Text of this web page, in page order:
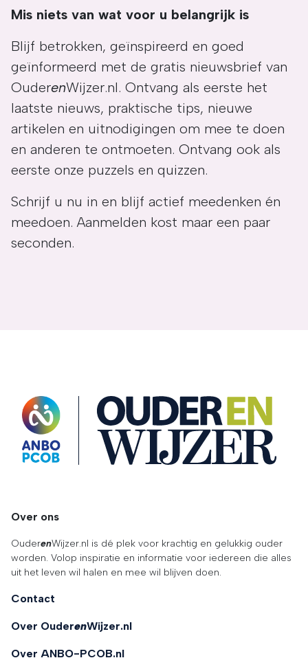
Mis niets van wat voor u belangrijk is
Blijf betrokken, geïnspireerd en goed
geïnformeerd met de gratis nieuwsbrief van
OuderenWijzer.nl. Ontvang als eerste het
laatste nieuws, praktische tips, nieuwe
artikelen en uitnodigingen om mee te doen
en anderen te ontmoeten. Ontvang ook als
eerste onze puzzels en quizzen.
Schrijf u nu in en blijf actief meedenken én
meedoen. Aanmelden kost maar een paar
seconden.
OuderENwijzer
Over ons
OuderenWijzer.nl is dé plek voor krachtig en gelukkig ouder
worden. Volop inspiratie en informatie voor iedereen die alles
uit het leven wil halen en mee wil blijven doen.
Contact
Over OuderenWijzer.nl
Over ANBO-PCOB.nl